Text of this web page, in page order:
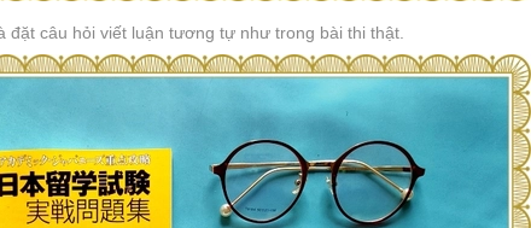
câu hỏi viết luận tương tự như trong bài thi thật.